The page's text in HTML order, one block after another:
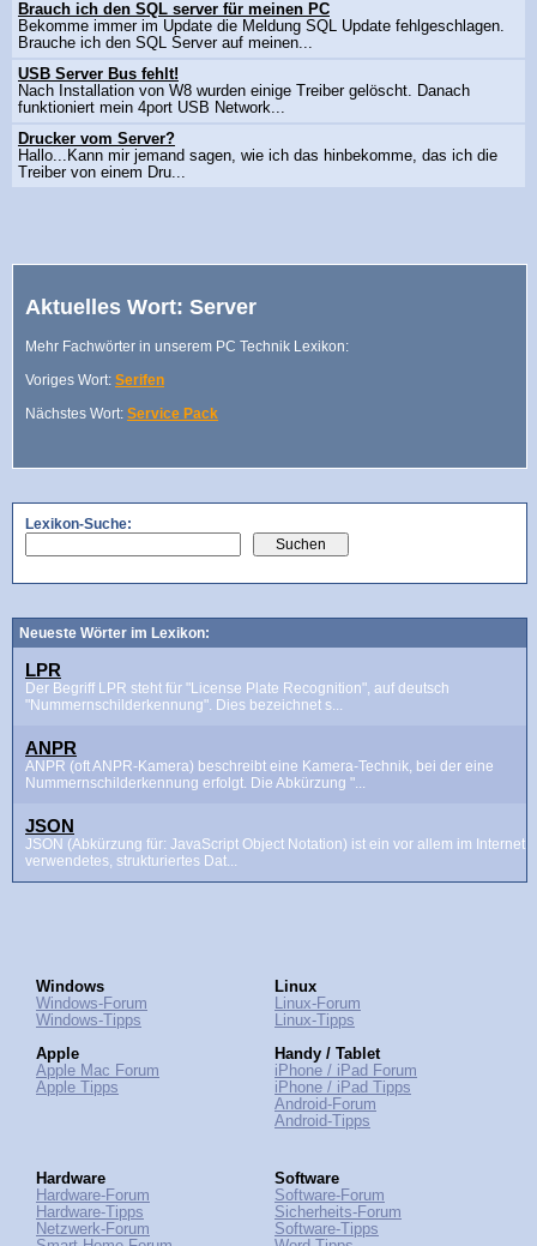
Brauch ich den SQL server für meinen PC
Bekomme immer im Update die Meldung SQL Update fehlgeschlagen.
Brauche ich den SQL Server auf meinen...
USB Server Bus fehlt!
Nach Installation von W8 wurden einige Treiber gelöscht. Danach
funktioniert mein 4port USB Network...
Drucker vom Server?
Hallo...Kann mir jemand sagen, wie ich das hinbekomme, das ich die
Treiber von einem Dru...
Aktuelles Wort: Server
Mehr Fachwörter in unserem PC Technik Lexikon:
Voriges Wort: Serifen
Nächstes Wort: Service Pack
Lexikon-Suche:
Neueste Wörter im Lexikon:
LPR
Der Begriff LPR steht für "License Plate Recognition", auf deutsch
"Nummernschilderkennung". Dies bezeichnet s...
ANPR
ANPR (oft ANPR-Kamera) beschreibt eine Kamera-Technik, bei der eine
Nummernschilderkennung erfolgt. Die Abkürzung "...
JSON
JSON (Abkürzung für: JavaScript Object Notation) ist ein vor allem im Internet
verwendetes, strukturiertes Dat...
Windows
Windows-Forum
Windows-Tipps
Apple
Apple Mac Forum
Apple Tipps
Linux
Linux-Forum
Linux-Tipps
Handy / Tablet
iPhone / iPad Forum
iPhone / iPad Tipps
Android-Forum
Android-Tipps
Hardware
Hardware-Forum
Hardware-Tipps
Netzwerk-Forum
Software
Software-Forum
Sicherheits-Forum
Software-Tipps